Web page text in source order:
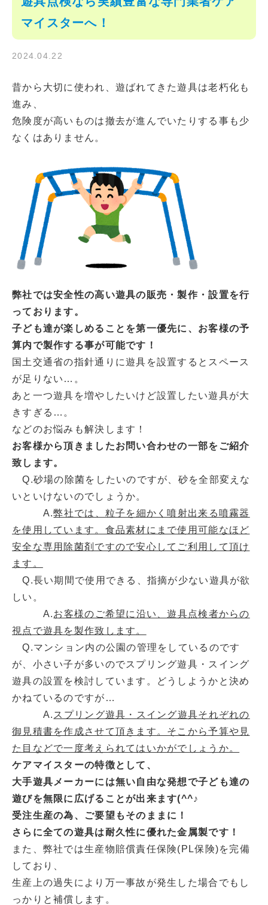
マイスターへ！
2024.04.22
昔から大切に使われ、遊ばれてきた遊具は老朽化も
進み、
危険度が高いものは撤去が進んでいたりする事も少
なくはありません。
弊社では安全性の高い遊具の販売・製作・設置を行
っております。
子ども達が楽しめることを第一優先に、お客様の予
算内で製作する事が可能です！
国土交通省の指針通りに遊具を設置するとスペース
が足りない…。
あと一つ遊具を増やしたいけど設置したい遊具が大
きすぎる…。
などのお悩みも解決します！
お客様から頂きましたお問い合わせの一部をご紹介
致します。
Q.砂場の除菌をしたいのですが、砂を全部変えな
いといけないのでしょうか。
A.弊社では、粒子を細かく噴射出来る噴霧器
を使用しています。食品素材にまで使用可能なほど
安全な専用除菌剤ですので安心してご利用して頂け
ます。
Q.長い期間で使用できる、指摘が少ない遊具が欲
しい。
A.お客様のご希望に沿い、遊具点検者からの
視点で遊具を製作致します。
Q.マンション内の公園の管理をしているのです
が、小さい子が多いのでスプリング遊具・スイング
遊具の設置を検討しています。どうしようかと決め
かねているのですが…
A. スプリング遊具・スイング遊具それぞれの
御見積書を作成させて頂きます。そこから予算や見
た目などで一度考えられてはいかがでしょうか。
ケアマイスターの特徴として、
大手遊具メーカーには無い自由な発想で子ども達の
遊びを無限に広げることが出来ます(^^♪
受注生産の為、ご要望もそのままに！
さらに全ての遊具は耐久性に優れた金属製です！
また、弊社では生産物賠償責任保険(PL保険)を完備
しており、
生産上の過失により万一事故が発生した場合でもし
っかりと補償します。